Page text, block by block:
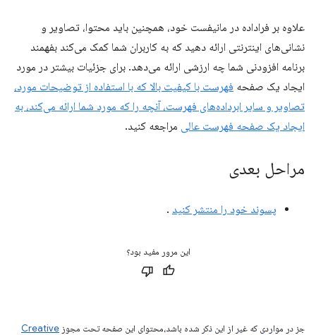
علاوه بر فراداده در مانیفست خود، همچنین باید محتوا، تصاویر و
نشانی‌های اینترنتی ارائه دهید که به کاربران شما کمک می‌کند بفهمند
برنامه افزودنی شما چه ارزشی ارائه می‌دهد. برای جزئیات بیشتر در مورد
ایجاد یک صفحه فهرست با کیفیت بالا که با استفاده از توضیحات مورد،
تصاویر و سایر ابرداده‌های فهرست، آنچه را که مورد شما ارائه می‌کند، به
ایجاد یک صفحه فهرست عالی مراجعه کنید.
مراحل بعدی
پسوند خود را منتشر کنید .
این مرور مفید بود؟
جز در مواردی که غیر از این ذکر شده باشد،‌محتوای این صفحه تحت مجوز Creative